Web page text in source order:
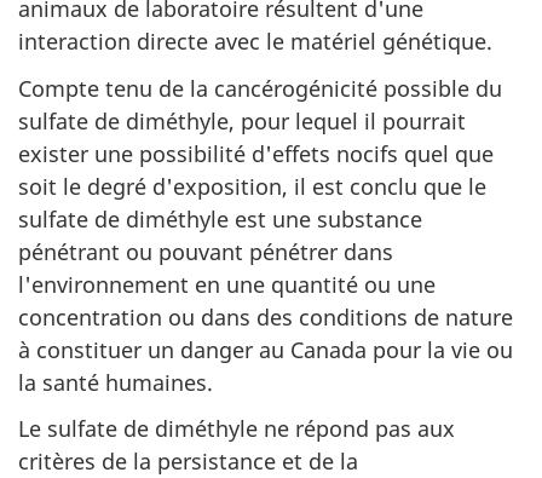
animaux de laboratoire résultent d'une
interaction directe avec le matériel génétique.
Compte tenu de la cancérogénicité possible du
sulfate de diméthyle, pour lequel il pourrait
exister une possibilité d'effets nocifs quel que
soit le degré d'exposition, il est conclu que le
sulfate de diméthyle est une substance
pénétrant ou pouvant pénétrer dans
l'environnement en une quantité ou une
concentration ou dans des conditions de nature
à constituer un danger au Canada pour la vie ou
la santé humaines.
Le sulfate de diméthyle ne répond pas aux
critères de la persistance et de la